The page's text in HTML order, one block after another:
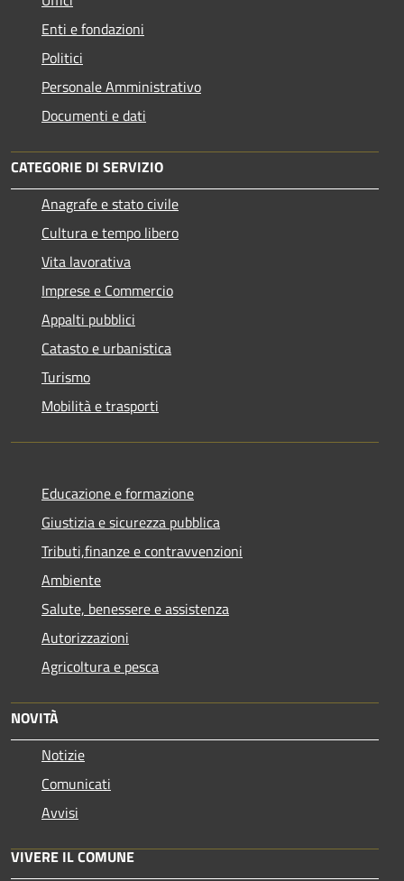
Enti e fondazioni
Politici
Personale Amministrativo
Documenti e dati
CATEGORIE DI SERVIZIO
Anagrafe e stato civile
Cultura e tempo libero
Vita lavorativa
Imprese e Commercio
Appalti pubblici
Catasto e urbanistica
Turismo
Mobilità e trasporti
Educazione e formazione
Giustizia e sicurezza pubblica
Tributi,finanze e contravvenzioni
Ambiente
Salute, benessere e assistenza
Autorizzazioni
Agricoltura e pesca
NOVITÀ
Notizie
Comunicati
Avvisi
VIVERE IL COMUNE